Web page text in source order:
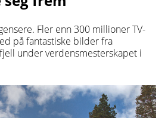
Fler enn 300 millioner TV-
på fantastiske bilder fra
under verdensmesterskapet i